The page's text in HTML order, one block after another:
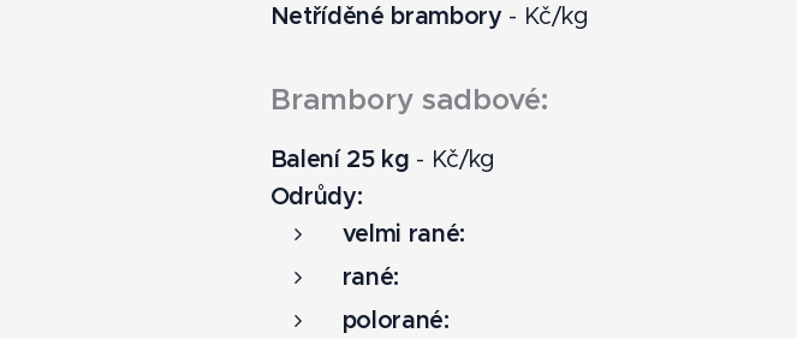
Netříděné brambory - Kč/kg
Brambory sadbové:
Balení 25 kg - Kč/kg
Odrůdy:
velmi rané:
rané:
polorané: